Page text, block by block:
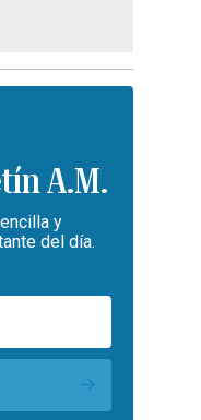
A.M.
y
del día.